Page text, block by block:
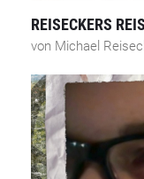
REISECKERS
von Michael